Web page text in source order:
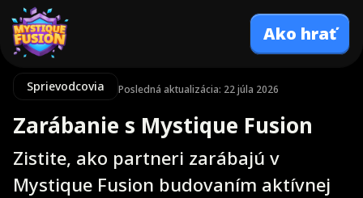
Ako hrať
Sprievodcovia Posledná aktualizácia: 22 júla 2026
Zarábanie s Mystique Fusion
Zistite, ako partneri zarábajú v
Mystique Fusion budovaním aktívnej